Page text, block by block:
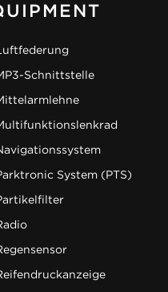
Schnittstelle
System (PTS)